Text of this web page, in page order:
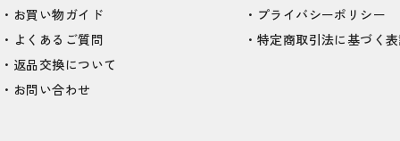
お買い物ガイド
よくあるご質問
返品交換について
お問い合わせ
プライバシーポリシー
特定商取引法に基づく